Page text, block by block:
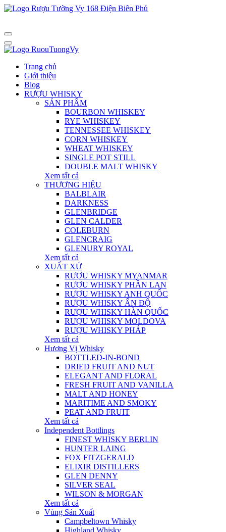
Trang chủ
Giới thiệu
Blog
RƯỢU WHISKY
SẢN PHẨM
BOURBON WHISKEY
RYE WHISKEY
TENNESSEE WHISKEY
CORN WHISKEY
WHEAT WHISKEY
SINGLE POT STILL
DOUBLE MALT WHISKY
Xem tất cả
THƯƠNG HIỆU
BALBLAIR
DARKNESS
GLENBRIDGE
GLEN CALDER
COLEBURN
GLENCRAIG
GLENURY ROYAL
Xem tất cả
XUẤT XỨ
RƯỢU WHISKY MYANMAR
RƯỢU WHISKY PHẦN LAN
RƯỢU WHISKY ANH QUỐC
RƯỢU WHISKY ẤN ĐỘ
RƯỢU WHISKY HÀN QUỐC
RƯỢU WHISKY MOLDOVA
RƯỢU WHISKY PHÁP
Xem tất cả
Hương Vị Whisky
BOTTLED-IN-BOND
DRIED FRUIT AND NUT
ELEGANT AND FLORAL
FRESH FRUIT AND VANILLA
MALT AND HONEY
MARITIME AND SMOKY
PEAT AND FRUIT
Xem tất cả
Independent Bottlings
FINEST WHISKY BERLIN
HUNTER LAING
FOX FITZGERALD
ELIXIR DISTILLERS
GLEN DENNY
SILVER SEAL
WILSON & MORGAN
Xem tất cả
Vùng Sản Xuất
Campbeltown Whisky
Highland Whisky